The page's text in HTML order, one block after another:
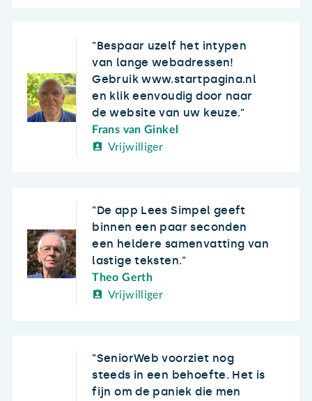
Bespaar uzelf het intypen
van lange webadressen!
Gebruik www.startpagina.nl
en klik eenvoudig door naar
de website van uw keuze.
Frans van Ginkel
Vrijwilliger
De app Lees Simpel geeft
binnen een paar seconden
een heldere samenvatting van
lastige teksten.
Theo Gerth
Vrijwilliger
SeniorWeb voorziet nog
steeds in een behoefte. Het is
fijn om de paniek die men